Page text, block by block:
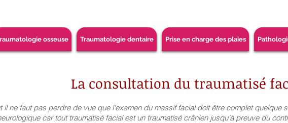
osseuse Traumatologie dentaire Prise en charge des plaies
La consultation du traumatisé
il ne faut pas perdre de vue que l'examen du massif facial doit être complet quelque
car tout traumatisé facial est un traumatisé crânien jusqu'à preuve du